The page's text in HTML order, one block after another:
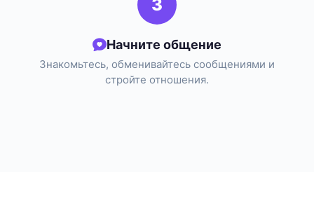
3
Начните общение
Знакомьтесь, обменивайтесь сообщениями и
стройте отношения.